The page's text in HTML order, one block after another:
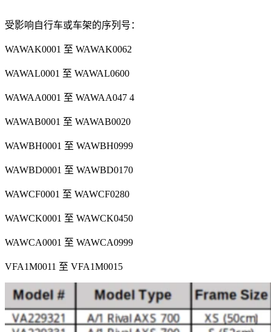
受影响自行车或车架的序列号：
WAWAK0001 至 WAWAK0062
WAWAL0001 至 WAWAL0600
WAWAA0001 至 WAWAA047 4
WAWAB0001 至 WAWAB0020
WAWBH0001 至 WAWBH0999
WAWBD0001 至 WAWBD0170
WAWCF0001 至 WAWCF0280
WAWCK0001 至 WAWCK0450
WAWCA0001 至 WAWCA0999
VFA1M0011 至 VFA1M0015